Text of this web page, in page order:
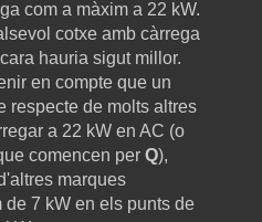
com a màxim a 22 kW.
cotxe amb càrrega
hauria sigut millor.
en compte que un
respecte de molts altres
a 22 kW en AC (o
comencen per Q),
marques
7 kW en els punts de